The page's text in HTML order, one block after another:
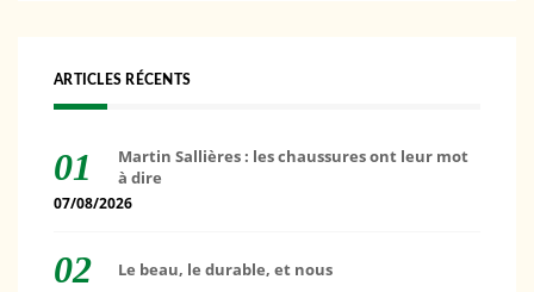
ARTICLES RÉCENTS
Martin Sallières : les chaussures ont leur mot
à dire
07/08/2026
Le beau, le durable, et nous